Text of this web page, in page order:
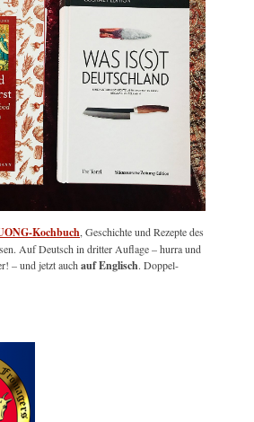
Kochbuch, Geschichte und Rezepte des
Auf Deutsch in dritter Auflage – hurra und
– und jetzt auchauf Englisch. Doppel-